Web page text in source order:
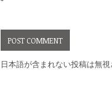
日本語が含まれない投稿は無